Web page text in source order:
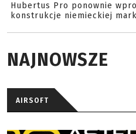
Hubertus Pro ponownie
konstrukcje niemieckiej
NAJNOWSZE
AIRSOFT